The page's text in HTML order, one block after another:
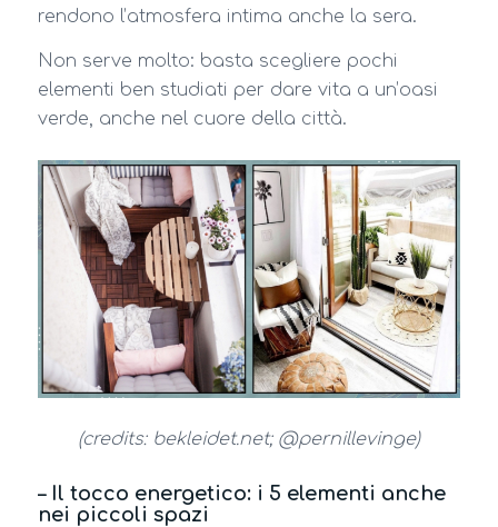
rendono l’atmosfera intima anche la sera.
Non serve molto: basta scegliere pochi
elementi ben studiati per dare vita a un’oasi
verde, anche nel cuore della città.
(credits: bekleidet.net; @pernillevinge)
– Il tocco energetico: i 5 elementi anche
nei piccoli spazi